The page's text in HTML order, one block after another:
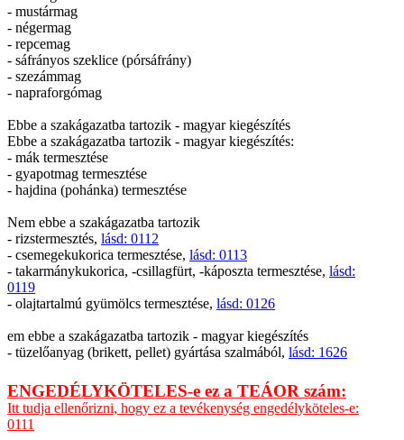
- mustármag
- négermag
- repcemag
- sáfrányos szeklice (pórsáfrány)
- szezámmag
- napraforgómag
Ebbe a szakágazatba tartozik - magyar kiegészítés
Ebbe a szakágazatba tartozik - magyar kiegészítés:
- mák termesztése
- gyapotmag termesztése
- hajdina (pohánka) termesztése
Nem ebbe a szakágazatba tartozik
- rizstermesztés, lásd: 0112
- csemegekukorica termesztése, lásd: 0113
- takarmánykukorica, -csillagfürt, -káposzta termesztése, lásd:
0119
- olajtartalmú gyümölcs termesztése, lásd: 0126
em ebbe a szakágazatba tartozik - magyar kiegészítés
- tüzelőanyag (brikett, pellet) gyártása szalmából, lásd: 1626
ENGEDÉLYKÖTELES-e ez a TEÁOR szám:
Itt tudja ellenőrizni, hogy ez a tevékenység engedélyköteles-e:
0111